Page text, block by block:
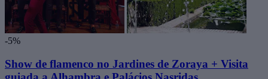
-5%
Show de flamenco no Jardines de Zoraya + Visita